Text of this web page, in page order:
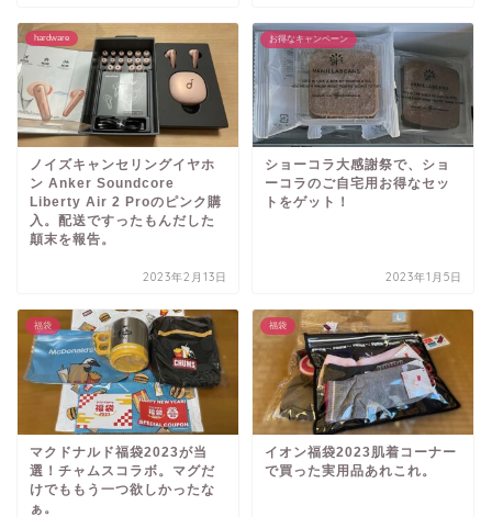
hardware
ノイズキャンセリングイヤホ
ン Anker Soundcore
Liberty Air 2 Proのピンク購
入。配送ですったもんだした
顛末を報告。
2023年2月13日
お得なキャンペーン
ショーコラ大感謝祭で、ショ
ーコラのご自宅用お得なセッ
トをゲット！
2023年1月5日
福袋
マクドナルド福袋2023が当
選！チャムスコラボ。マグだ
けでももう一つ欲しかったな
ぁ。
福袋
イオン福袋2023肌着コーナー
で買った実用品あれこれ。